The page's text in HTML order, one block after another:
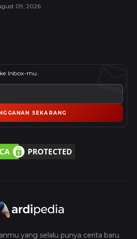
09, 2026
Inbox-mu.
SEKARANG
yang selalu punya cerita baru.